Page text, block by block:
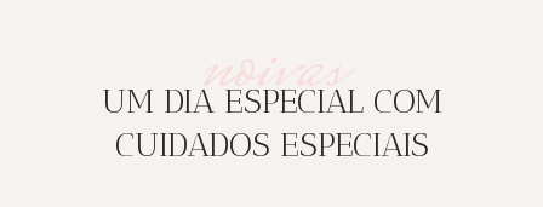
noivas
UM DIA ESPECIAL COM
CUIDADOS ESPECIAIS